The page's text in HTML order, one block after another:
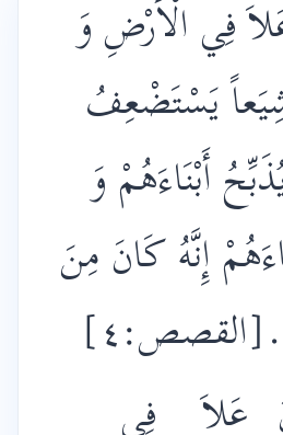
فِي الْأَرْضِ وَ
يَسْتَضْعِفُ
أَبْنَاءَهُمْ وَ
إِنَّهُ كَانَ مِنَ
.[القصص:٤]
عَلاَ فِي